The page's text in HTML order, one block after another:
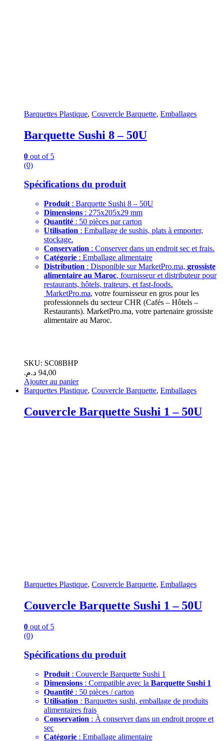
Barquettes Plastique, Couvercle Barquette, Emballages
Barquette Sushi 8 – 50U
0 out of 5
(0)
Spécifications du produit
Produit : Barquette Sushi 8 – 50U
Dimensions : 275x205x29 mm
Quantité : 50 pièces par carton
Utilisation : Emballage de sushis, plats à emporter,
stockage.
Conservation : Conserver dans un endroit sec et frais.
Catégorie : Emballage alimentaire
Distribution : Disponible sur MarketPro.ma, grossiste
alimentaire au Maroc, fournisseur et distributeur pour
restaurants, hôtels, traiteurs, et fast-foods.
MarketPro.ma, votre fournisseur en gros pour les
professionnels du secteur CHR (Cafés – Hôtels –
Restaurants). MarketPro.ma, votre partenaire grossiste
alimentaire au Maroc.
SKU: SC08BHP
94,00 د.م.
Ajouter au panier
Barquettes Plastique, Couvercle Barquette, Emballages
Couvercle Barquette Sushi 1 – 50U
Barquettes Plastique, Couvercle Barquette, Emballages
Couvercle Barquette Sushi 1 – 50U
0 out of 5
(0)
Spécifications du produit
Produit : Couvercle Barquette Sushi 1
Dimensions : Compatible avec la Barquette Sushi 1
Quantité : 50 pièces / carton
Utilisation : Barquettes sushi, emballage de produits
alimentaires frais
Conservation : À conserver dans un endroit propre et
sec
Catégorie : Emballage alimentaire